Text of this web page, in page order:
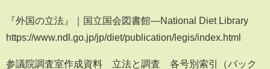
『外国の立法』｜国立国会図書館―National Diet Library
https://www.ndl.go.jp/jp/diet/publication/legis/index.html
参議院調査室作成資料 立法と調査 各号別索引（バック